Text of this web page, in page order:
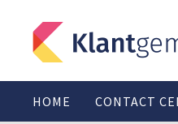
HOME CONTACT